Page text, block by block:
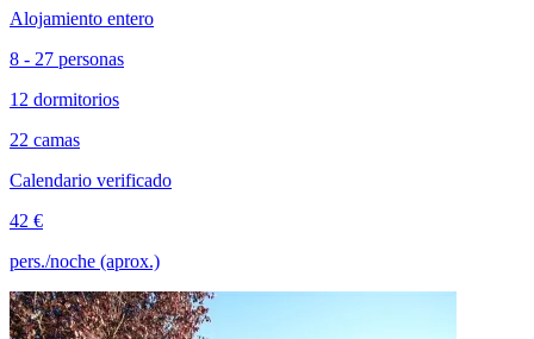
Alojamiento entero
8 - 27 personas
12 dormitorios
22 camas
Calendario verificado
42 €
pers./noche (aprox.)